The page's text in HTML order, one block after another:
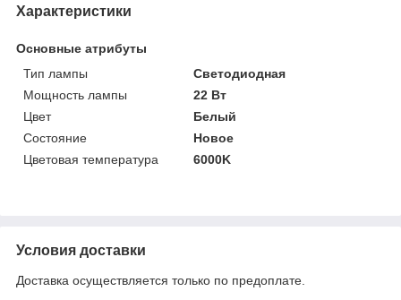
Характеристики
Основные атрибуты
Тип лампы
Светодиодная
Мощность лампы
22 Вт
Цвет
Белый
Состояние
Новое
Цветовая температура
6000K
Условия доставки
Доставка осуществляется только по предоплате.